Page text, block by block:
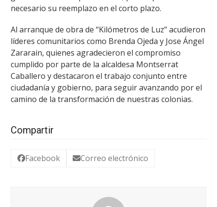
necesario su reemplazo en el corto plazo.
Al arranque de obra de “Kilómetros de Luz” acudieron
líderes comunitarios como Brenda Ojeda y Jose Ángel
Zararain, quienes agradecieron el compromiso
cumplido por parte de la alcaldesa Montserrat
Caballero y destacaron el trabajo conjunto entre
ciudadanía y gobierno, para seguir avanzando por el
camino de la transformación de nuestras colonias.
Compartir
Facebook Correo electrónico